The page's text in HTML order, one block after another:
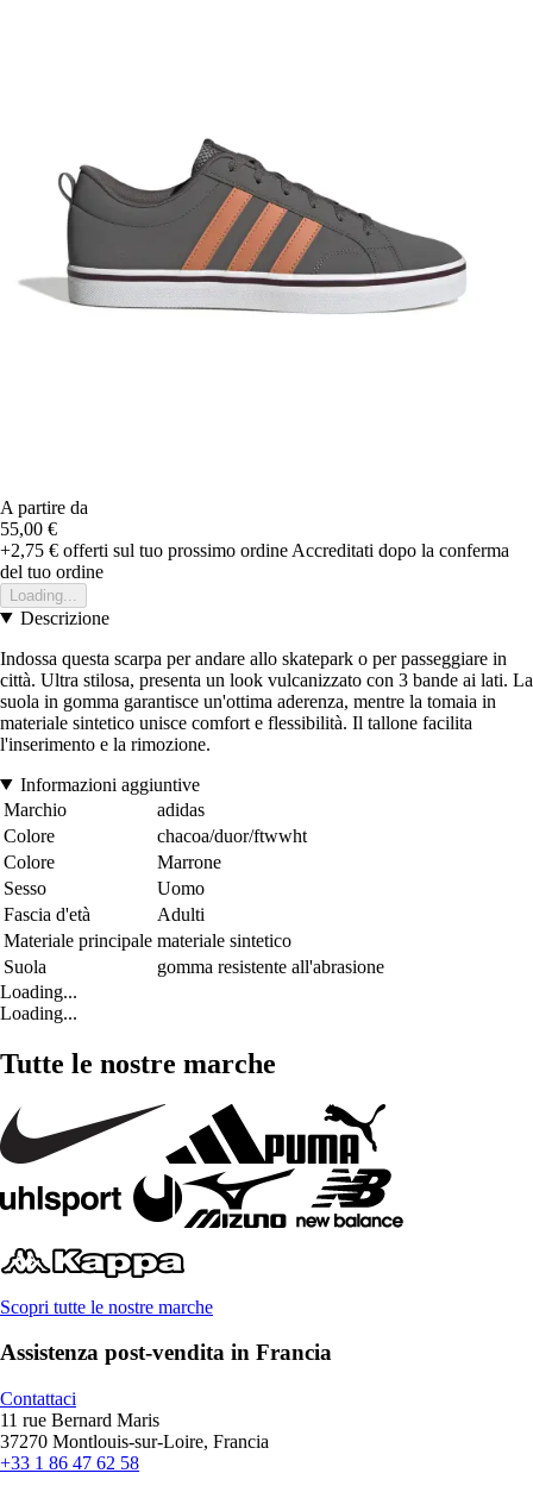
A partire da
55,00 €
+2,75 € offerti sul tuo prossimo ordine Accreditati dopo la conferma
del tuo ordine
Loading...
Descrizione
Indossa questa scarpa per andare allo skatepark o per passeggiare in
città. Ultra stilosa, presenta un look vulcanizzato con 3 bande ai lati. La
suola in gomma garantisce un'ottima aderenza, mentre la tomaia in
materiale sintetico unisce comfort e flessibilità. Il tallone facilita
l'inserimento e la rimozione.
Informazioni aggiuntive
Marchio
adidas
Colore
chacoa/duor/ftwwht
Colore
Marrone
Sesso
Uomo
Fascia d'età
Adulti
Materiale principale materiale sintetico
Suola
gomma resistente all'abrasione
Loading...
Loading...
Tutte le nostre marche
Scopri tutte le nostre marche
Assistenza post-vendita in Francia
Contattaci
11 rue Bernard Maris
37270 Montlouis-sur-Loire, Francia
+33 1 86 47 62 58